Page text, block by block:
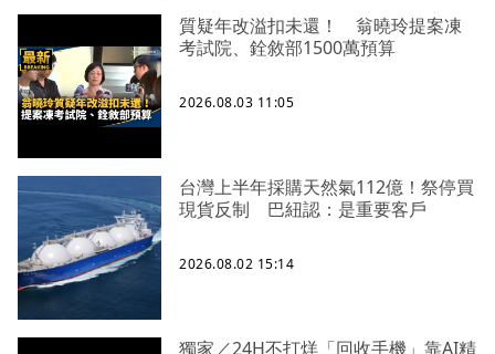
質疑年改溢扣未還！ 翁曉玲提案凍
考試院、銓敘部1500萬預算
2026.08.03 11:05
台灣上半年採購天然氣112億！祭停買
現貨反制 巴紐認：是重要客戶
2026.08.02 15:14
獨家／24H不打烊「回收手機」靠AI精